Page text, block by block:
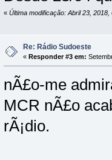
« Última modificação: Abril 23,
Re: Rádio Sudoeste
« Responder #3 em:
nÃ£o-me
MCR nÃ£o
rÃ¡dio.